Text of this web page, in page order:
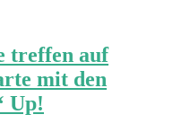
treffen auf
mit den
Up!